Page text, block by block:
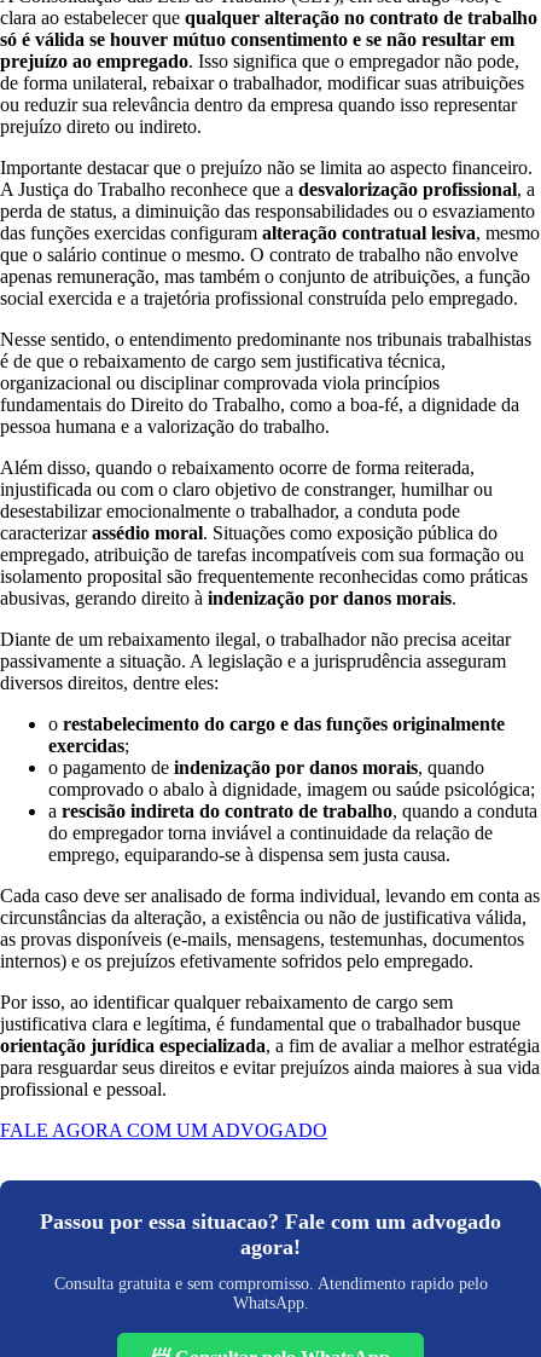
clara ao estabelecer que qualquer alteração no contrato de trabalho
só é válida se houver mútuo consentimento e se não resultar em
prejuízo ao empregado. Isso significa que o empregador não pode,
de forma unilateral, rebaixar o trabalhador, modificar suas atribuições
ou reduzir sua relevância dentro da empresa quando isso representar
prejuízo direto ou indireto.
Importante destacar que o prejuízo não se limita ao aspecto financeiro.
A Justiça do Trabalho reconhece que a desvalorização profissional, a
perda de status, a diminuição das responsabilidades ou o esvaziamento
das funções exercidas configuram alteração contratual lesiva, mesmo
que o salário continue o mesmo. O contrato de trabalho não envolve
apenas remuneração, mas também o conjunto de atribuições, a função
social exercida e a trajetória profissional construída pelo empregado.
Nesse sentido, o entendimento predominante nos tribunais trabalhistas
é de que o rebaixamento de cargo sem justificativa técnica,
organizacional ou disciplinar comprovada viola princípios
fundamentais do Direito do Trabalho, como a boa-fé, a dignidade da
pessoa humana e a valorização do trabalho.
Além disso, quando o rebaixamento ocorre de forma reiterada,
injustificada ou com o claro objetivo de constranger, humilhar ou
desestabilizar emocionalmente o trabalhador, a conduta pode
caracterizarassédio moral. Situações como exposição pública do
empregado, atribuição de tarefas incompatíveis com sua formação ou
isolamento proposital são frequentemente reconhecidas como práticas
abusivas, gerando direito à indenização por danos morais.
Diante de um rebaixamento ilegal, o trabalhador não precisa aceitar
passivamente a situação. A legislação e a jurisprudência asseguram
diversos direitos, dentre eles:
o restabelecimento do cargo e das funções originalmente
exercidas;
o pagamento de indenização por danos morais, quando
comprovado o abalo à dignidade, imagem ou saúde psicológica;
a rescisão indireta do contrato de trabalho, quando a conduta
do empregador torna inviável a continuidade da relação de
emprego, equiparando-se à dispensa sem justa causa.
Cada caso deve ser analisado de forma individual, levando em conta as
circunstâncias da alteração, a existência ou não de justificativa válida,
as provas disponíveis (e-mails, mensagens, testemunhas, documentos
internos) e os prejuízos efetivamente sofridos pelo empregado.
Por isso, ao identificar qualquer rebaixamento de cargo sem
justificativa clara e legítima, é fundamental que o trabalhador busque
orientação jurídica especializada, a fim de avaliar a melhor estratégia
para resguardar seus direitos e evitar prejuízos ainda maiores à sua vida
profissional e pessoal.
FALE AGORA COM UM ADVOGADO
Passou por essa situacao? Fale com um advogado
agora!
Consulta gratuita e sem compromisso. Atendimento rapido pelo
WhatsApp.